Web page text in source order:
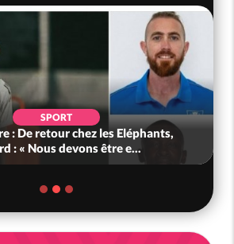
SPORT
: De retour chez les Eléphants,
: « Nous devons être e...